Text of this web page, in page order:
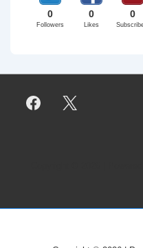
0
Followers
0
Likes
0